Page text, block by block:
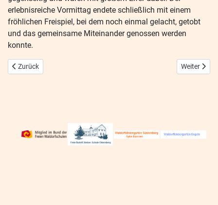
erlebnisreiche Vormittag endete schließlich mit einem
fröhlichen Freispiel, bei dem noch einmal gelacht, getobt
und das gemeinsame Miteinander genossen werden
konnte.
Vorheriger Beitrag: Vernissage Auschwitz
Zurück Nächster
Weiter